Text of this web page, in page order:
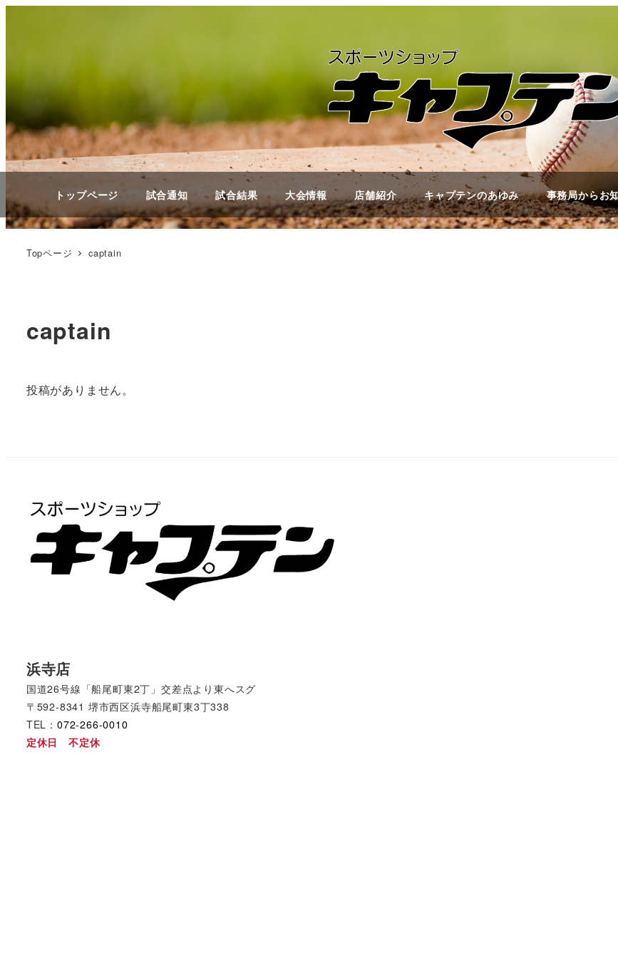
コ
ン
ン
ツ
へ
移
動
トップページ 試合通知 試合結果 大会情報 店舗紹介 キャプテンのあゆみ 事務局からお
Topページ captain
captain
投稿がありません。
浜寺店
国道26号線「船尾町東2丁」交差点より東へスグ
〒592-8341 堺市西区浜寺船尾町東3丁338
TEL： 072-266-0010
定休日 不定休